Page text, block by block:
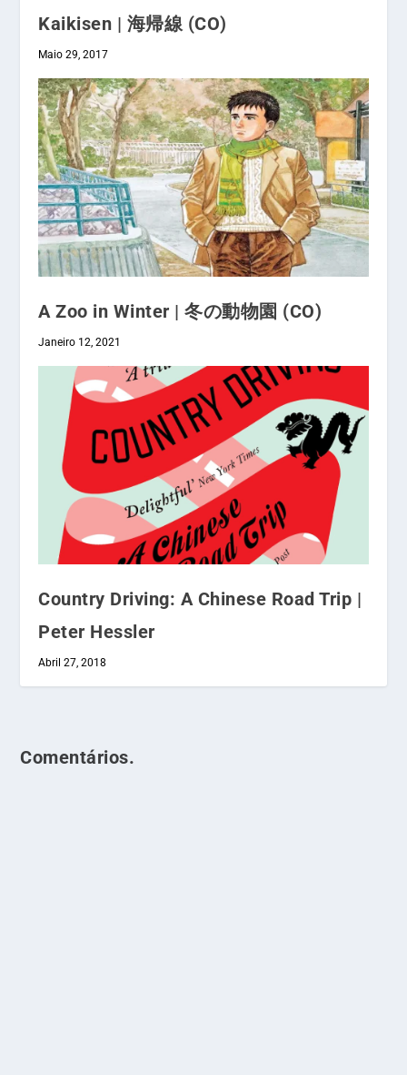
Kaikisen | 海帰線 (CO)
Maio 29, 2017
A Zoo in Winter | 冬の動物園 (CO)
Janeiro 12, 2021
Country Driving: A Chinese Road Trip |
Peter Hessler
Abril 27, 2018
Comentários.